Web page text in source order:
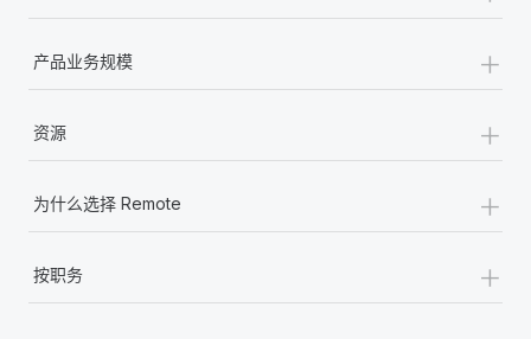
产品业务规模 +
资源 +
为什么选择 Remote +
按职务 +